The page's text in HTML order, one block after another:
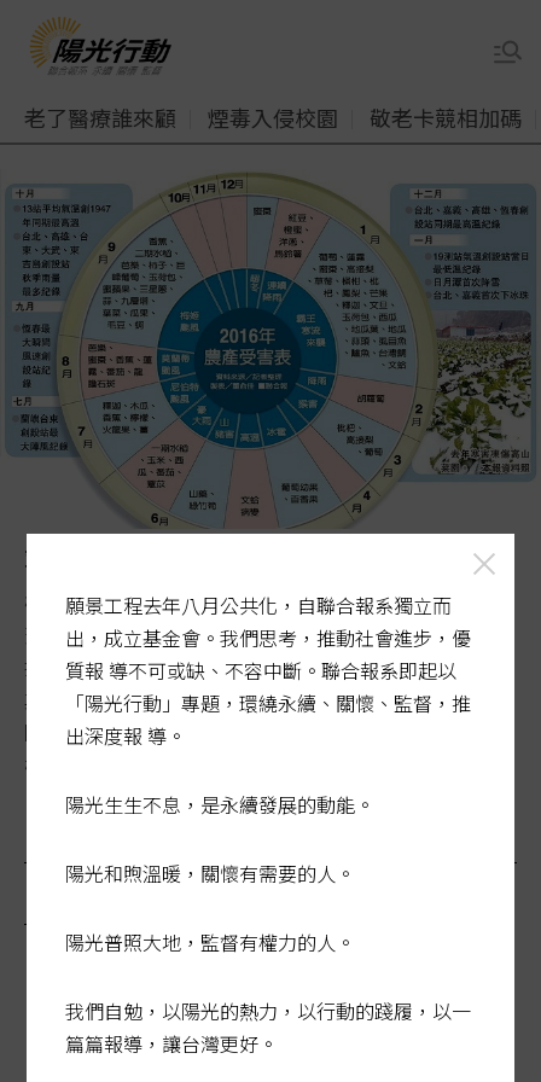
老了醫療誰來顧 煙毒入侵校園 敬老卡競相加碼
端出對策腳步慢了 2016年農產受害表曝光
極熱、極冷、強風、暴雨，氣候變遷正威脅地球每個角
落。近年來，台灣農作物受天災衝擊一年比一年嚴峻，直
接影響餐桌上的食物價格波動，「氣候的變化，農業首當
其衝受到傷害。」專家提醒，國內農作物受氣候波及，國
際糧價又節節攀升，帶來的隱憂正是將引爆的糧食危
機。...
最新報導
願景工程去年八月公共化，自聯合報系獨立而
出，成立基金會。我們思考，推動社會進步，優
質報 導不可或缺、不容中斷。聯合報系即起以
「陽光行動」專題，環繞永續、關懷、監督，推
出深度報 導。
陽光生生不息，是永續發展的動能。
陽光和煦溫暖，關懷有需要的人。
陽光普照大地，監督有權力的人。
我們自勉，以陽光的熱力，以行動的踐履，以一
篇篇報導，讓台灣更好。